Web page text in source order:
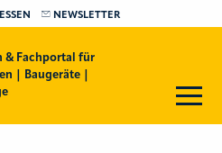
NEWSLETTER
& Fachportal für
| Baugeräte |